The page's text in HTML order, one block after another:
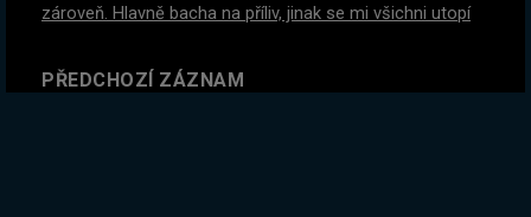
zároveň. Hlavně bacha na příliv, jinak se mi všichni utopí
PŘEDCHOZÍ ZÁZNAM